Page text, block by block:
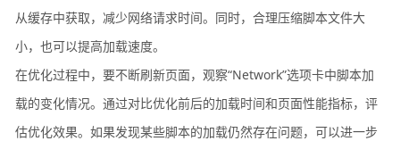
从缓存中获取，减少网络请求时间。同时，合理压缩脚本文件大
小，也可以提高加载速度。
在优化过程中，要不断刷新页面，观察“Network”选项卡中脚本加
载的变化情况。通过对比优化前后的加载时间和页面性能指标，评
估优化效果。如果发现某些脚本的加载仍然存在问题，可以进一步